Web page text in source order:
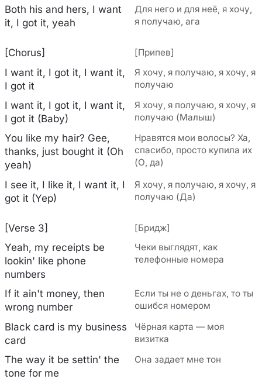
Both his and hers, I want
it, I got it, yeah
Для него и для неё, я хочу,
я получаю, ага
[Chorus] [Припев]
I want it, I got it, I want it,
I got it
Я хочу, я получаю, я хочу, я
получаю
I want it, I got it, I want it,
I got it (Baby)
Я хочу, я получаю, я хочу, я
получаю (Малыш)
You like my hair? Gee,
thanks, just bought it (Oh
yeah)
Нравятся мои волосы? Ха,
спасибо, просто купила их
(О, да)
I see it, I like it, I want it, I
got it (Yep)
Я хочу, я получаю, я хочу, я
получаю (Да)
[Verse 3] [Бридж]
Yeah, my receipts be
lookin' like phone
numbers
Чеки выглядят, как
телефонные номера
If it ain't money, then
wrong number
Если ты не о деньгах, то ты
ошибся номером
Black card is my business
card
Чёрная карта — моя
визитка
The way it be settin' the
tone for me
Она задает мне тон